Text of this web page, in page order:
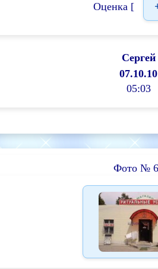
Оценка [
Сергей
07.10.10
05:03
Фото №